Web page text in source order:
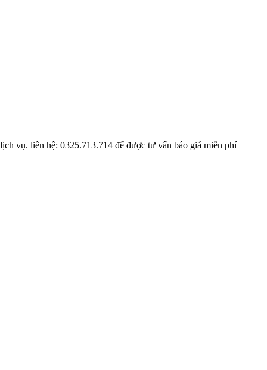
vụ. liên hệ: 0325.713.714 để được tư vấn báo giá miễn phí